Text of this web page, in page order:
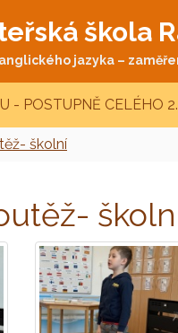
škola
jazyka –
- POSTUPNĚ CELÉHO
školní